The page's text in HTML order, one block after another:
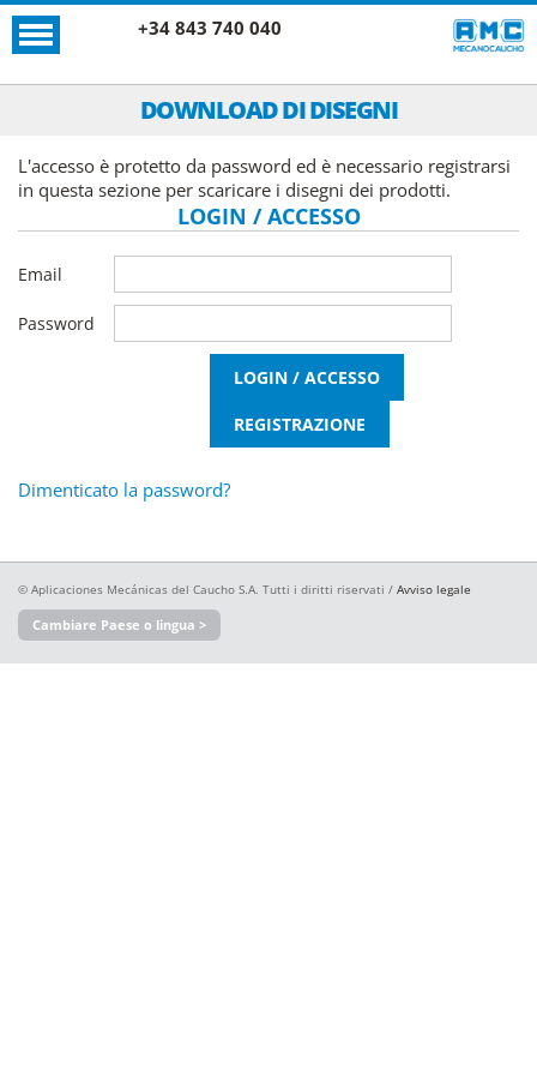
+34 843 740 040
DOWNLOAD DI DISEGNI
L'accesso è protetto da password ed è necessario registrarsi
in questa sezione per scaricare i disegni dei prodotti.
LOGIN / ACCESSO
Email
Password
Dimenticato la password?
© Aplicaciones Mecánicas del Caucho S.A. Tutti i diritti riservati / Avviso legale
Cambiare Paese o lingua >